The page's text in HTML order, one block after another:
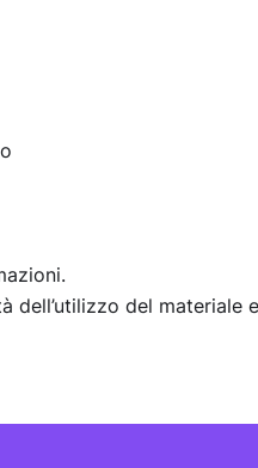
dell’utilizzo del materiale